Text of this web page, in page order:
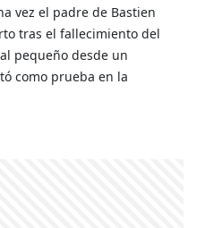
vez el padre de Bastien
tras el fallecimiento del
pequeño desde un
como prueba en la